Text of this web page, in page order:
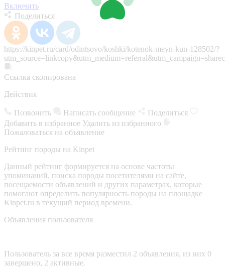
Включить
Поделиться
https://kinpet.ru/card/odintsovo/koshki/kotenok-meyn-kun-128502/?
Ссылка скопирована
Действия
Позвонить Написать сообщение
Поделиться
Добавить в избранное Удалить из избранного
Пожаловаться на объявление
Рейтинг породы на Kinpet
Данный рейтинг формируется на основе частоты
упоминаний, поиска породы посетителями на сайте,
посещаемости объявлений и других параметрах, которые
помогают определить популярность породы на площадке
Kinpet.ru в текущий период времени.
Объявления пользователя
Пользователь за все время разместил 2 объявления, из них 0
завершено, 2 активные.